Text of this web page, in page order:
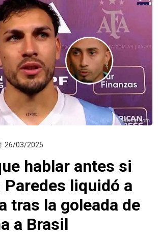
bolavip.com
26/03/2025
hablar antes si
Paredes liquidó a
tras la goleada de
a Brasil